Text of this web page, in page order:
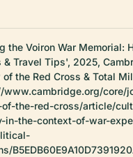
the Voiron War Memorial:
& Travel Tips', 2025,
of the Red Cross & Total
www.cambridge.org/core/
the-red-cross/article/
in-the-context-of-war-